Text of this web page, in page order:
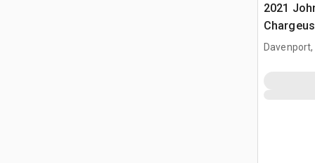
2021
Davenport,